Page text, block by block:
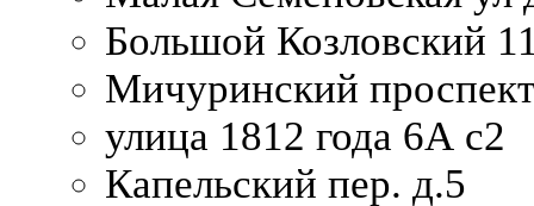
Большой Козловский
Мичуринский
улица 1812 года 6А с2
Капельский пер. д.5